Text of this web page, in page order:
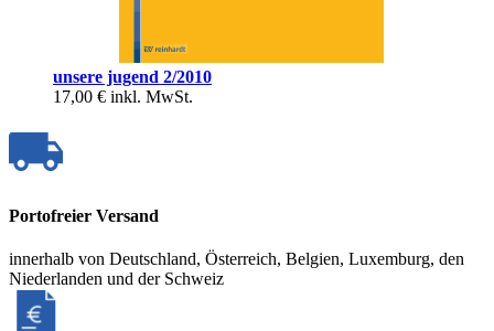
unsere jugend 2/2010
17,00 € inkl. MwSt.
Portofreier Versand
innerhalb von Deutschland, Österreich, Belgien, Luxemburg, den
Niederlanden und der Schweiz